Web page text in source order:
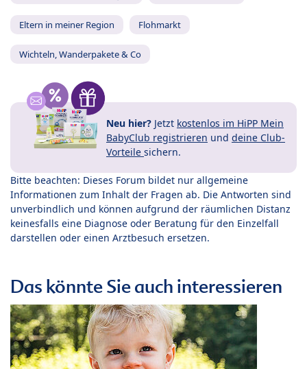
Eltern in meiner Region Flohmarkt
Wichteln, Wanderpakete & Co
Neu hier? Jetzt kostenlos im HiPP Mein
BabyClub registrieren und deine Club-
Vorteile sichern.
Bitte beachten: Dieses Forum bildet nur allgemeine
Informationen zum Inhalt der Fragen ab. Die Antworten sind
unverbindlich und können aufgrund der räumlichen Distanz
keinesfalls eine Diagnose oder Beratung für den Einzelfall
darstellen oder einen Arztbesuch ersetzen.
Das könnte Sie auch interessieren